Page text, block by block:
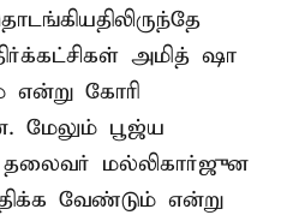
அமித் ஷா
கோரி
மேலும் பூஜ்ய
தலைவர் மல்லிகார்ஜுன
வேண்டும் என்று